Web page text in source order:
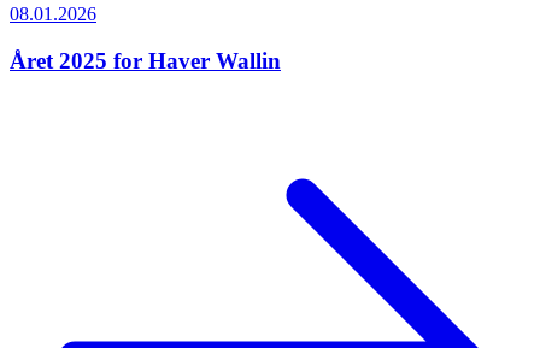
08.01.2026
Året 2025 for Haver Wallin